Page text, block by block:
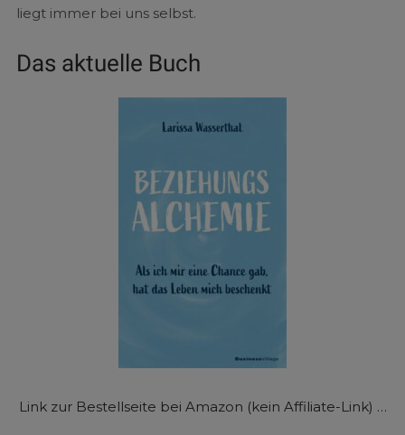
liegt immer bei uns selbst.
Das aktuelle Buch
Link zur Bestellseite bei Amazon (kein Affiliate-Link) …